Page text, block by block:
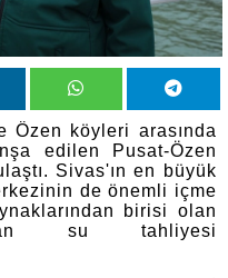
Özen köyleri arasında
edilen Pusat-Özen
Sivas'ın en büyük
de önemli içme
birisi olan
su tahliyesi